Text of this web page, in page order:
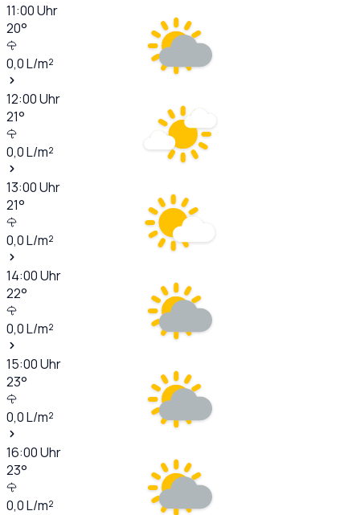
11:00Uhr
20°
0,0L/m²
12:00Uhr
21°
0,0L/m²
13:00Uhr
21°
0,0L/m²
14:00Uhr
22°
0,0L/m²
15:00Uhr
23°
0,0L/m²
16:00Uhr
23°
0,0L/m²